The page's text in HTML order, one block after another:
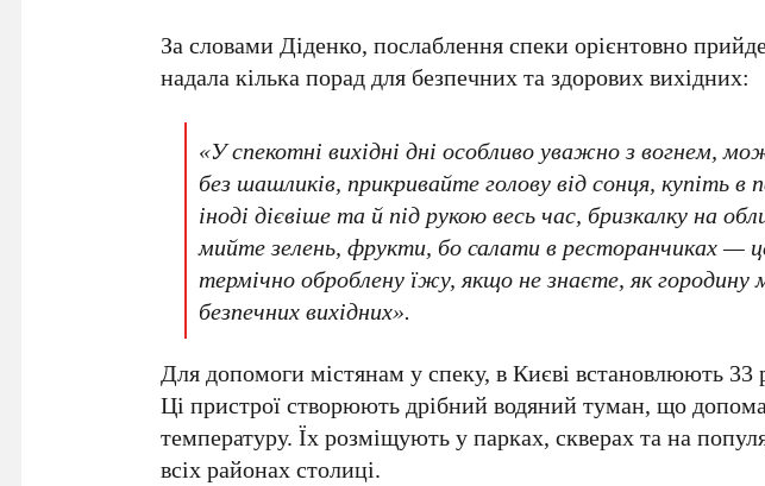
За словамиДіденко, послаблення спеки орієнтовно
надала кілька порад для безпечних та здорових вихідних:
«У спекотні вихідні дні особливо уважно з вогнем,
без шашликів, прикривайте голову від сонця, купіть в
іноді дієвіше та й під рукою весь час, бризкалку на
мийте зелень, фрукти, бо салати в ресторанчиках —
термічно оброблену їжу, якщо не знаєте, як городину
безпечних вихідних».
Для допомоги містянам у спеку, вКиєві встановлюють 33
Ці пристрої створюють дрібний водяний туман, що
температуру. Їх розміщують у парках, скверах та на
всіх районах столиці.